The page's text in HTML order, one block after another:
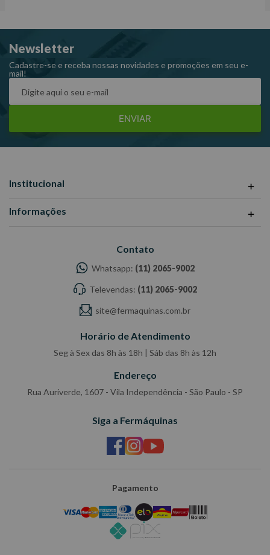
Ângulo de inclinação: 15°.
Comprimento: 250,0 mm.
Peso: 0,030 kg.
Referência: 400 – 22 x 24 mm.
Newsletter
Cadastre-se e receba nossas novidades e promoções em seu e-
mail!
ENVIAR
Institucional
Informações
Contato
Whatsapp: (11) 2065-9002
Televendas: (11) 2065-9002
site@fermaquinas.com.br
Horário de Atendimento
Seg à Sex das 8h às 18h | Sáb das 8h às 12h
Endereço
Rua Auriverde, 1607 - Vila Independência - São Paulo - SP
Siga a Fermáquinas
Pagamento